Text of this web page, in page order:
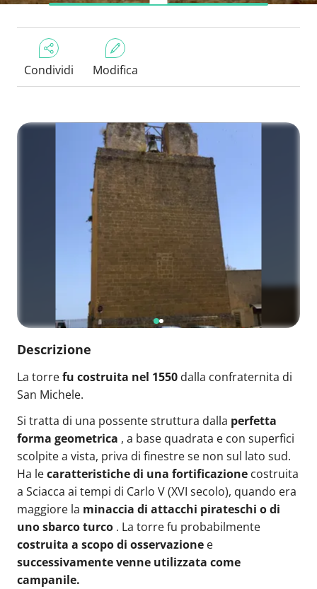
Condividi Modifica
Descrizione
La torrefu costruita nel 1550 dalla confraternita di
San Michele.
Si tratta di una possente struttura dalla perfetta
forma geometrica , a base quadrata e con superfici
scolpite a vista, priva di finestre se non sul lato sud.
Ha lecaratteristiche di una fortificazione costruita
a Sciacca ai tempi di Carlo V (XVI secolo), quando era
maggiore la minaccia di attacchi pirateschi o di
uno sbarco turco . La torre fu probabilmente
costruita a scopo di osservazione e
successivamente venne utilizzata come
campanile.